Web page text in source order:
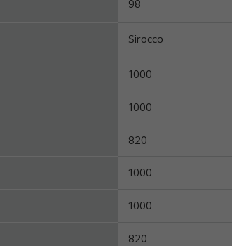
98
Sirocco
1000
1000
820
1000
1000
820